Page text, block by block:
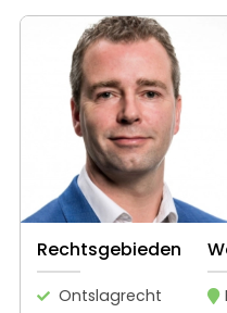
Rechtsgebieden
Ontslagrecht